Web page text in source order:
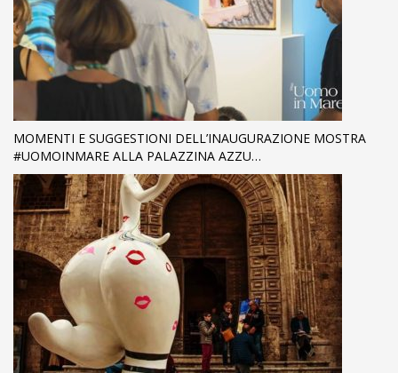
MOMENTI E SUGGESTIONI DELL’INAUGURAZIONE MOSTRA
#UOMOINMARE ALLA PALAZZINA AZZU…